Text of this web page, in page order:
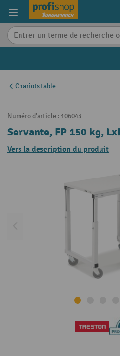
content
Chariots table
Numéro d'article : 106043
Servante, FP 150 kg,
Vers la description du produit